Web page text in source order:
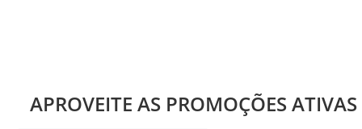
APROVEITE AS PROMOÇÕES ATIVAS